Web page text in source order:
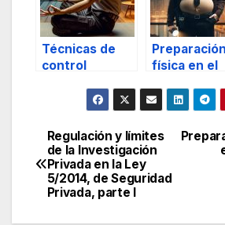
Técnicas de
control
aplicadas a la
seguridad
privada
Preparación
física en el
seguridad
profesional
Navegación
de
entradas
Regulación y límites
de la Investigación
Privada en la Ley
5/2014, de Seguridad
Privada, parte I